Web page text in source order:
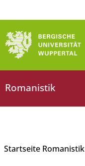
Romanistik
Startseite Romanistik